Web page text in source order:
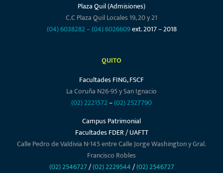
Plaza Quil (Admisiones)
C.C Plaza Quil Locales 19, 20 y 21
(04) 6038282–(04) 6026609ext. 2017 – 2018
QUITO
Facultades FING, FSCF
La Coruña N26-95 y San Ignacio
(02) 2221572–(02) 2527790
Campus Patrimonial
Facultades FDER / UAFTT
Calle Pedro de Valdivia N-145 entre Calle Jorge Washington y Gral.
Francisco Robles
(02) 2546727/(02) 2229544/(02) 2546727